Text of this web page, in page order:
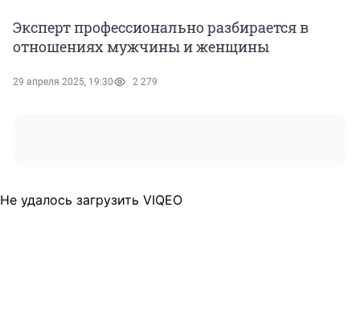
Эксперт профессионально разбирается в
отношениях мужчины и женщины
29 апреля 2025, 19:30 2 279
Не удалось загрузить VIQEO